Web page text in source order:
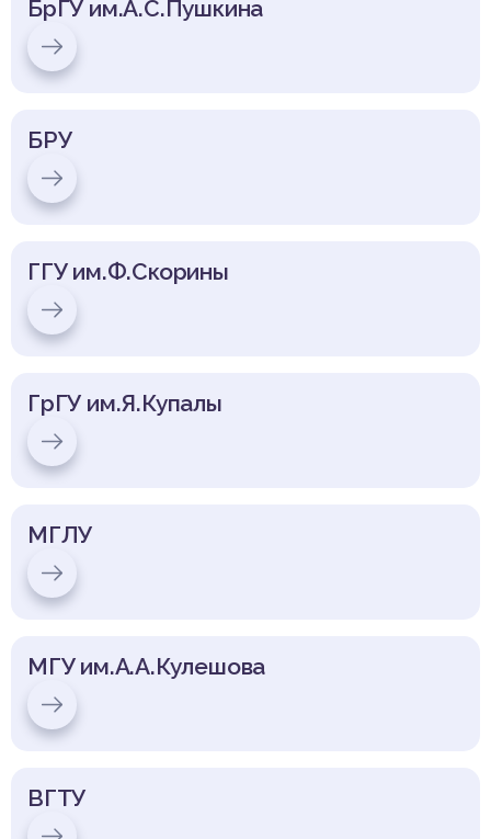
БрГУ им.А.С.Пушкина
БРУ
ГГУ им.Ф.Скорины
ГрГУ им.Я.Купалы
МГЛУ
МГУ им.А.А.Кулешова
ВГТУ